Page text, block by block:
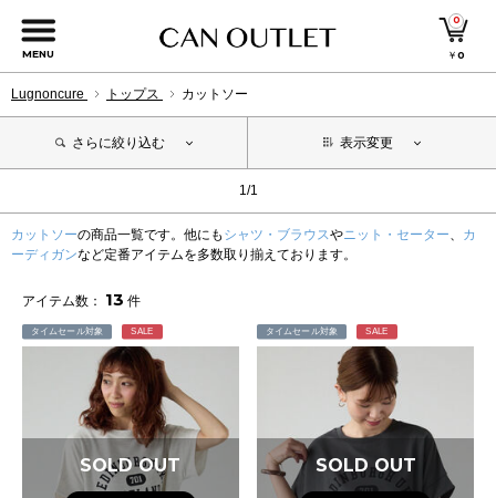
MENU
0
￥0
Lugnoncure トップス カットソー
さらに絞り込む 表示変更
1/1
カットソーの商品一覧です。他にも シャツ・ブラウスやニット・セーター、 カ
ーディガンなど定番アイテムを多数取り揃えております。
アイテム数： 13 件
タイムセール対象 SALE
SOLD OUT
タイムセール対象 SALE
SOLD OUT